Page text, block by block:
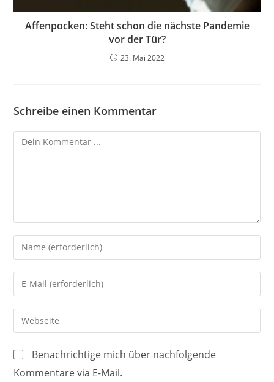
Affenpocken: Steht schon die nächste Pandemie
vor der Tür?
23. Mai 2022
Schreibe einen Kommentar
Kommentieren
Gib
deinen
Namen
oder
zum
ein
Gib
deine
E-
Mail-
zum
Kommentieren
Gib
deine
Website-
URL
ein
Benachrichtige mich über nachfolgende
Kommentare via E-Mail.